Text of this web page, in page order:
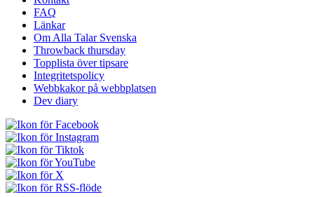
Sidfotsmeny
FAQ
Länkar
Om Alla Talar Svenska
Throwback thursday
Topplista över tipsare
Integritetspolicy
Webbkakor på webbplatsen
Dev diary